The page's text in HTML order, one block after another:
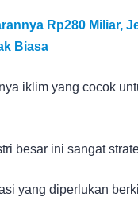
Rp280 Miliar,
Biasa
iklim yang cocok
besar ini sangat
yang diperlukan